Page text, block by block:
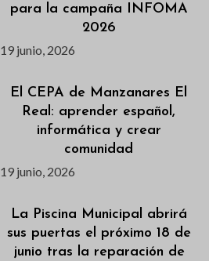
para la campaña INFOMA
2026
19 junio, 2026
El CEPA de Manzanares El
Real: aprender español,
informática y crear
comunidad
19 junio, 2026
La Piscina Municipal abrirá
sus puertas el próximo 18 de
junio tras la reparación de